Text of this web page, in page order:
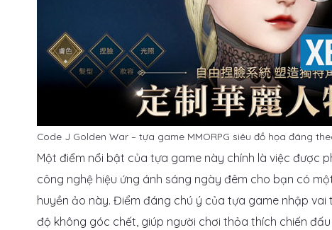
Code J Golden War – tựa game MMORPG siêu đồ họa đáng
Một điểm nổi bật của tựa game này chính là việc được
công nghệ hiệu ứng ánh sáng ngày đêm cho bạn có
huyền ảo này. Điểm đáng chú ý của tựa game nhập
độ không góc chết, giúp người chơi thỏa thích chiến